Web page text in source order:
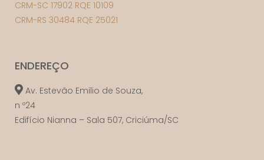
CRM-SC 17902 RQE 10109
CRM-RS 30484 RQE 25021
ENDEREÇO
Av. Estevão Emilio de Souza,
n º24
Edifício Nianna – Sala 507, Criciúma/SC